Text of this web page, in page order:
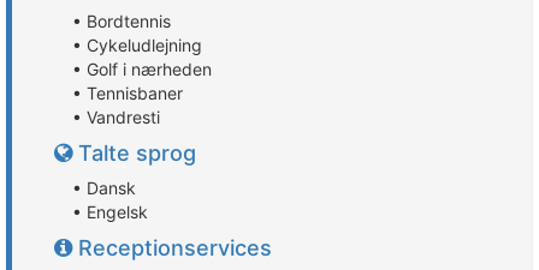
• Bordtennis
• Cykeludlejning
• Golf i nærheden
• Tennisbaner
• Vandresti
Talte sprog
• Dansk
• Engelsk
Receptionservices